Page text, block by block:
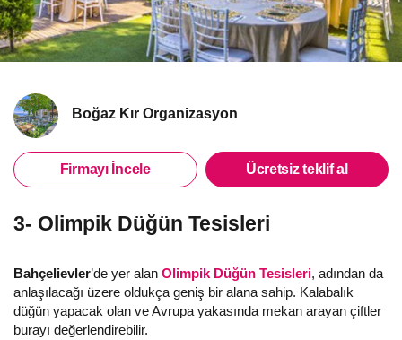
Boğaz Kır Organizasyon
Firmayı İncele Ücretsiz teklif al
3- Olimpik Düğün Tesisleri
Bahçelievler’de yer alan Olimpik Düğün Tesisleri, adından da
anlaşılacağı üzere oldukça geniş bir alana sahip. Kalabalık
düğün yapacak olan ve Avrupa yakasında mekan arayan çiftler
burayı değerlendirebilir.